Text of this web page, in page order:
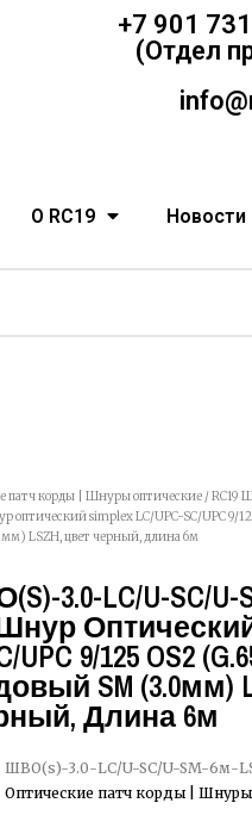
+7 901
(Отдел
О RC19 Новости
патч корды | Шнуры оптические / RC19
simplex LC/UPC-SC/UPC 9/
LSZH, цвет черный, длина 6м
3.0-LC/U-SC/U-
Шнур
UPC 9/125 OS2
SM (3.0мм)
Длина 6м
ШВО(s)-3.0-LC/U-SC/U-SM-6м-
Оптические патч корды | Шнуры